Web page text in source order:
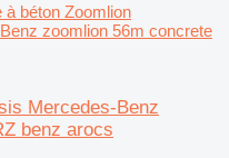
à béton Zoomlion
zoomlion 56m concrete
Mercedes-Benz
benz arocs